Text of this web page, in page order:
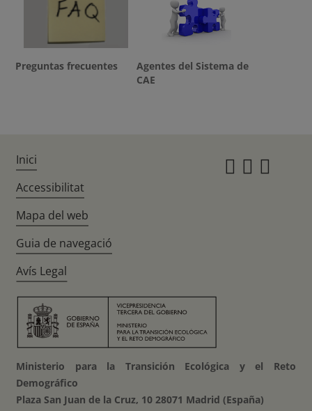
Preguntas frecuentes
Agentes del Sistema de
CAE
Inici
Accessibilitat
Mapa del web
Guia de navegació
Avís Legal
Ministerio para la Transición Ecológica y el Reto
Demográfico
Plaza San Juan de la Cruz, 10 28071 Madrid (España)